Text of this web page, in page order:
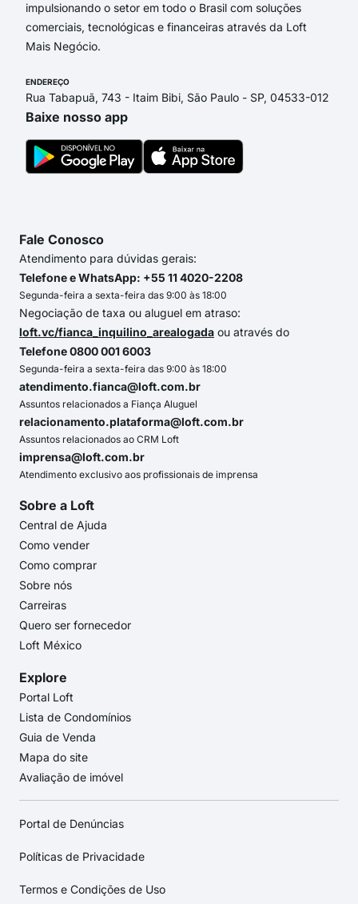
impulsionando o setor em todo o Brasil com soluções
comerciais, tecnológicas e financeiras através da Loft
Mais Negócio.
ENDEREÇO
Rua Tabapuã, 743 - Itaim Bibi, São Paulo - SP, 04533-012
Baixe nosso app
Fale Conosco
Atendimento para dúvidas gerais:
Telefone e WhatsApp: +55 11 4020-2208
Segunda-feira a sexta-feira das 9:00 às 18:00
Negociação de taxa ou aluguel em atraso:
loft.vc/fianca_inquilino_arealogada ou através do
Telefone 0800 001 6003
Segunda-feira a sexta-feira das 9:00 às 18:00
atendimento.fianca@loft.com.br
Assuntos relacionados a Fiança Aluguel
relacionamento.plataforma@loft.com.br
Assuntos relacionados ao CRM Loft
imprensa@loft.com.br
Atendimento exclusivo aos profissionais de imprensa
Sobre a Loft
Central de Ajuda
Como vender
Como comprar
Sobre nós
Carreiras
Quero ser fornecedor
Loft México
Explore
Portal Loft
Lista de Condomínios
Guia de Venda
Mapa do site
Avaliação de imóvel
Portal de Denúncias
Políticas de Privacidade
Termos e Condições de Uso